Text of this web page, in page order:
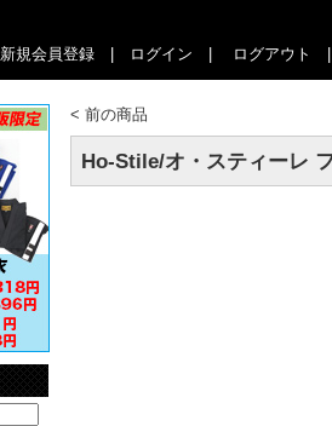
新規会員登録 ログイン ログアウト
< 前の商品
Ho-Stile/オ・スティーレ